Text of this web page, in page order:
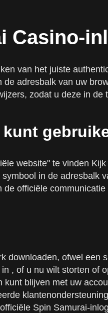
Casino-
van het juiste
adresbalk van uw
zodat u deze in
kunt
website" te vinden
in de adresbalk
officiële
ofwel een
, of u nu wilt storten of
blijven met uw
Spin Samurai-